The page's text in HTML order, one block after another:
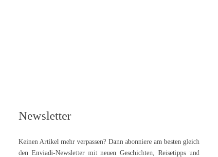
Newsletter
Keinen Artikel mehr verpassen? Dann abonniere am besten gleich
den Enviadi-Newsletter mit neuen Geschichten, Reisetipps und